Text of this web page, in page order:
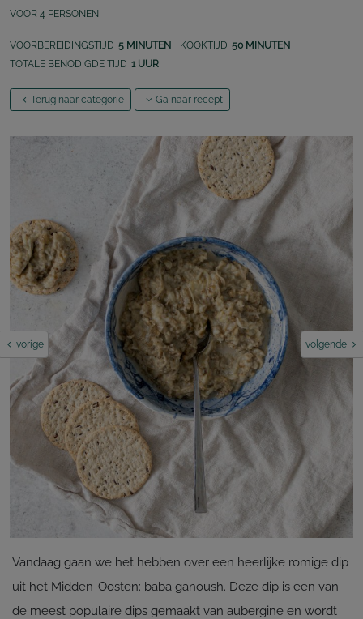
VOOR 4 PERSONEN
VOORBEREIDINGSTIJD 5 MINUTEN KOOKTIJD 50 MINUTEN
TOTALE BENODIGDE TIJD 1 UUR
Terug naar categorie Ga naar recept
vorige volgende
Vandaag gaan we het hebben over een heerlijke romige dip
uit het Midden-Oosten: baba ganoush. Deze dip is een van
de meest populaire dips gemaakt van aubergine en wordt